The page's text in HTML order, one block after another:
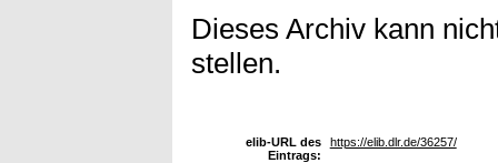
Dieses Archiv kann
stellen.
elib-URL des
Eintrags:
https://elib.dlr.de/36257/